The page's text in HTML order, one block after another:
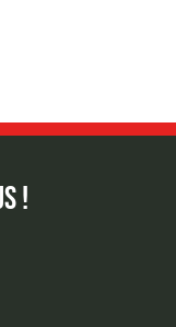
!